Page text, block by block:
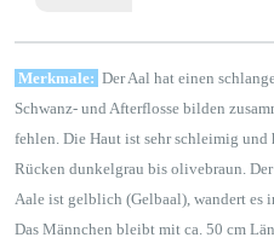
Merkmale: Der Aal hat einen
Schwanz- und Afterflosse bilden
fehlen. Die Haut ist sehr schleimig
Rücken dunkelgrau bis olivebraun.
Aale ist gelblich (Gelbaal), wandert es
Das Männchen bleibt mit ca. 50 cm